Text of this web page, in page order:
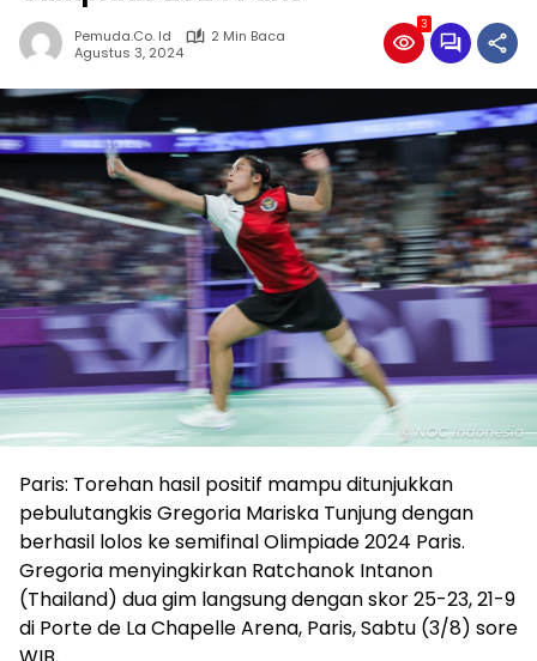
Pemuda.co. Id
2 Min Baca
Agustus 3, 2024
3
Paris: Torehan hasil positif mampu ditunjukkan
pebulutangkis Gregoria Mariska Tunjung dengan
berhasil lolos ke semifinal Olimpiade 2024 Paris.
Gregoria menyingkirkan Ratchanok Intanon
(Thailand) dua gim langsung dengan skor 25-23, 21-9
di Porte de La Chapelle Arena, Paris, Sabtu (3/8) sore